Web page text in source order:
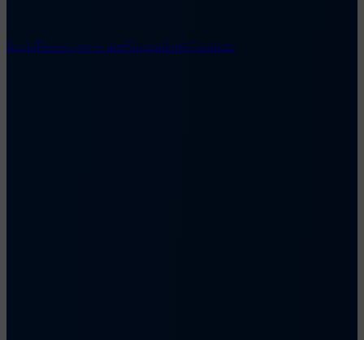
InicioPaseos por el aireSimuladoresContacto